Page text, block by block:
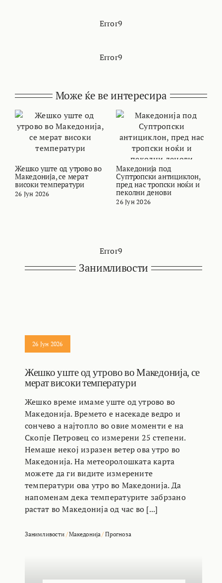
Error9
Error9
Може ќе ве интересира
Жешко уште од утрово во
Македонија, се мерат
високи температури
26 Јун 2026
Македонија под
Суптропски антициклон,
пред нас тропски ноќи и
пеколни денови
26 Јун 2026
Error9
Занимливости
26 Јун 2026
Жешко уште од утрово во Македонија, се
мерат високи температури
Жешко време имаме уште од утрово во
Македонија. Времето е насекаде ведро и
сончево а најтопло во овие моменти е на
Скопје Петровец со измерени 25 степени.
Немаше некој изразен ветер ова утро во
Македонија. На метеоролошката карта
можете да ги видите измерените
температури ова утро во Македонија. Да
напоменам дека температурите забрзано
растат во Македонија од час во [...]
Занимливости/Македонија/Прогноза